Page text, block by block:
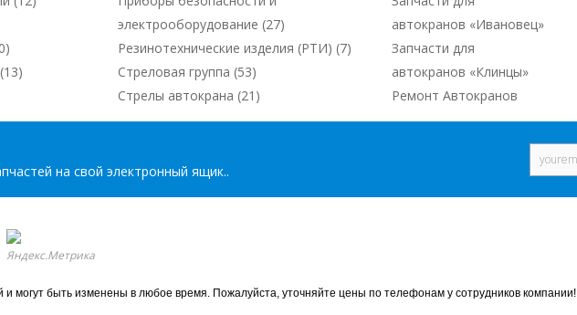
электрооборудование (27)
Резинотехнические изделия (РТИ) (7)
Стреловая группа (53)
Стрелы автокрана (21)
автокранов «Ивановец»
Запчасти для
автокранов «Клинцы»
Ремонт Автокранов
на свой электронный ящик..
могут быть изменены в любое время. Пожалуйста, уточняйте цены по телефонам у сотрудников компании!